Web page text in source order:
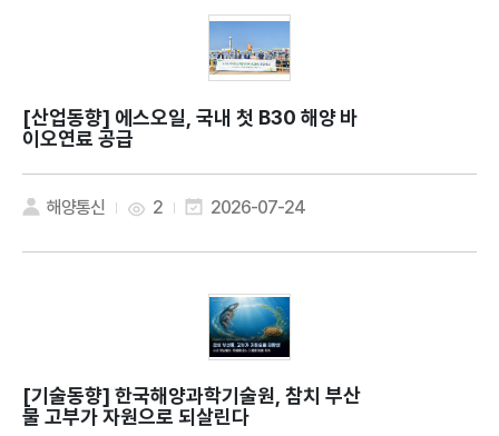
[산업동향]
이오연료 공급
해양통신 2 2026-07-24
[기술동향]
물 고부가 자원으로 되살린다